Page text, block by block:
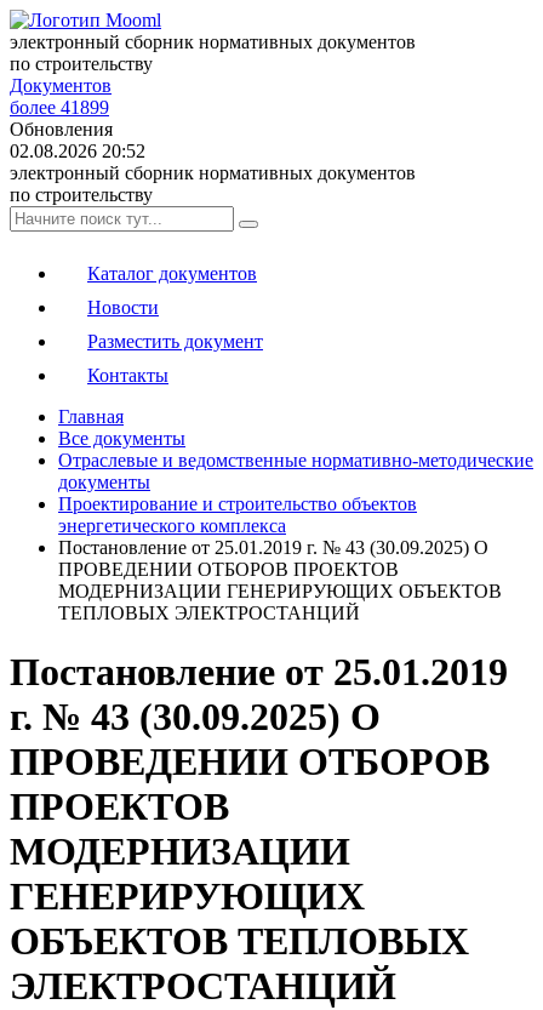
электронный сборник нормативных документов
по строительству
Документов
более 41899
Обновления
02.08.2026 20:52
электронный сборник нормативных документов
по строительству
Каталог документов
Новости
Разместить документ
Контакты
Главная
Все документы
Отраслевые и ведомственные нормативно-методические
документы
Проектирование и строительство объектов
энергетического комплекса
Постановление от 25.01.2019 г. № 43 (30.09.2025) О
ПРОВЕДЕНИИ ОТБОРОВ ПРОЕКТОВ
МОДЕРНИЗАЦИИ ГЕНЕРИРУЮЩИХ ОБЪЕКТОВ
ТЕПЛОВЫХ ЭЛЕКТРОСТАНЦИЙ
Постановление от 25.01.2019
г. № 43 (30.09.2025) О
ПРОВЕДЕНИИ ОТБОРОВ
ПРОЕКТОВ
МОДЕРНИЗАЦИИ
ГЕНЕРИРУЮЩИХ
ОБЪЕКТОВ ТЕПЛОВЫХ
ЭЛЕКТРОСТАНЦИЙ